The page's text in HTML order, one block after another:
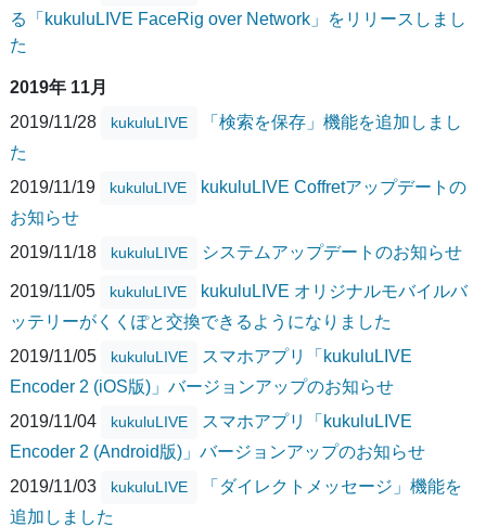
る「kukuluLIVE FaceRig over Network」をリリースしまし
た
2019年 11月
2019/11/28
kukuluLIVE
「検索を保存」機能を追加しまし
た
2019/11/19
kukuluLIVE
kukuluLIVE Coffretアップデートの
お知らせ
2019/11/18
kukuluLIVE システムアップデートのお知らせ
2019/11/05 kukuluLIVE
kukuluLIVE オリジナルモバイルバ
ッテリーがくくぽと交換できるようになりました
2019/11/05
kukuluLIVE
スマホアプリ「kukuluLIVE
Encoder 2 (iOS版)」バージョンアップのお知らせ
2019/11/04
kukuluLIVE
スマホアプリ「kukuluLIVE
Encoder 2 (Android版)」バージョンアップのお知らせ
2019/11/03
kukuluLIVE
「ダイレクトメッセージ」機能を
追加しました